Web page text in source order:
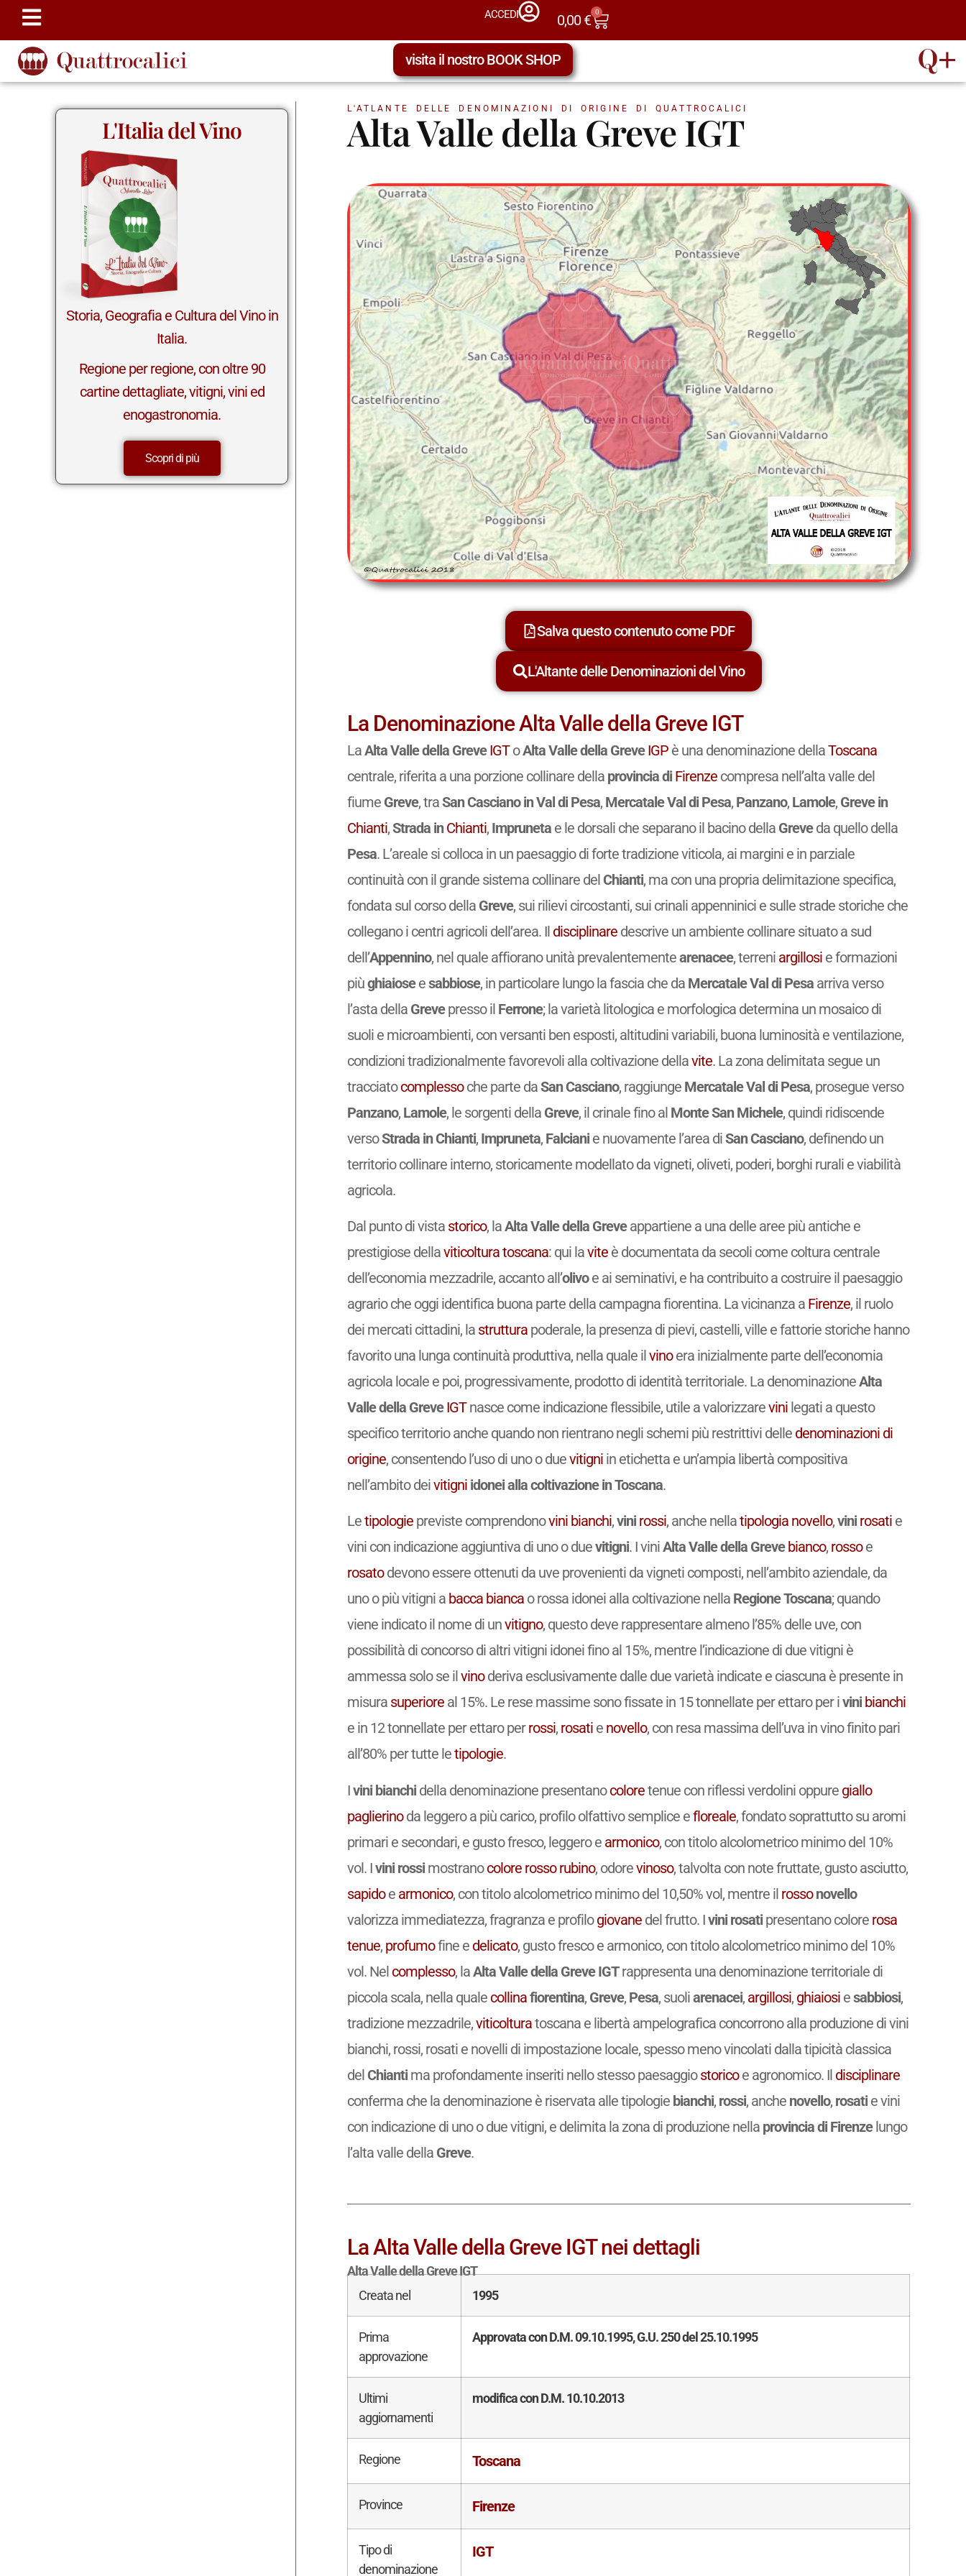
ACCEDI 0,00€ 0
visita il nostro BOOK SHOP
L'Italia del Vino
Storia, Geografia e Cultura del Vino in
Italia.
Regione per regione, con oltre 90
cartine dettagliate, vitigni, vini ed
enogastronomia.
Scopri di più
L'ATLANTE DELLE DENOMINAZIONI DI ORIGINE DI QUATTROCALICI
Alta Valle della Greve IGT
Salva questo contenuto come PDF
L'Altante delle Denominazioni del Vino
La Denominazione Alta Valle della Greve IGT
LaAlta Valle della GreveIGToAlta Valle della GreveIGPè una denominazione dellaToscana
centrale, riferita a una porzione collinare della provincia diFirenzecompresa nell’alta valle del
fiume Greve, traSan Casciano in Val di Pesa, Mercatale Val di Pesa, Panzano, Lamole, Greve in
Chianti,Strada inChianti, Imprunetae le dorsali che separano il bacino della Greveda quello della
Pesa. L’areale si colloca in un paesaggio di forte tradizione viticola, ai margini e in parziale
continuità con il grande sistema collinare del Chianti, ma con una propria delimitazione specifica,
fondata sul corso della Greve, sui rilievi circostanti, sui crinali appenninici e sulle strade storiche che
collegano i centri agricoli dell’area. Il disciplinaredescrive un ambiente collinare situato a sud
dell’Appennino, nel quale affiorano unità prevalentementearenacee, terreni argillosie formazioni
piùghiaioseesabbiose, in particolare lungo la fascia che da Mercatale Val di Pesaarriva verso
l’asta della Grevepresso il Ferrone; la varietà litologica e morfologica determina un mosaico di
suoli e microambienti, con versanti ben esposti, altitudini variabili, buona luminosità e ventilazione,
condizioni tradizionalmente favorevoli alla coltivazione dellavite. La zona delimitata segue un
tracciatocomplessoche parte daSan Casciano, raggiunge Mercatale Val di Pesa, prosegue verso
Panzano, Lamole, le sorgenti della Greve, il crinale fino al Monte San Michele, quindi ridiscende
versoStrada in Chianti, Impruneta, Falcianie nuovamente l’area diSan Casciano, definendo un
territorio collinare interno, storicamente modellato da vigneti, oliveti, poderi, borghi rurali e viabilità
agricola.
Dal punto di vista storico, laAlta Valle della Greveappartiene a una delle aree più antiche e
prestigiose dellaviticolturatoscana: qui laviteè documentata da secoli come coltura centrale
dell’economia mezzadrile, accanto all’olivoe ai seminativi, e ha contribuito a costruire il paesaggio
agrario che oggi identifica buona parte della campagna fiorentina. La vicinanza a Firenze, il ruolo
dei mercati cittadini, la strutturapoderale, la presenza di pievi, castelli, ville e fattorie storiche hanno
favorito una lunga continuità produttiva, nella quale ilvinoera inizialmente parte dell’economia
agricola locale e poi, progressivamente, prodotto di identità territoriale. La denominazioneAlta
Valle della GreveIGTnasce come indicazione flessibile, utile a valorizzarevinilegati a questo
specifico territorio anche quando non rientrano negli schemi più restrittivi delle denominazioni di
origine, consentendo l’uso di uno o duevitigniin etichetta e un’ampia libertà compositiva
nell’ambito deivitigniidonei alla coltivazione in Toscana.
Letipologiepreviste comprendonovini bianchi,vinirossi, anche nellatipologia novello,vinirosatie
vini con indicazione aggiuntiva di uno o duevitigni. I viniAlta Valle della Greve bianco, rossoe
rosatodevono essere ottenuti da uve provenienti da vigneti composti, nell’ambito aziendale, da
uno o più vitigni a bacca biancao rossa idonei alla coltivazione nella Regione Toscana; quando
viene indicato il nome di unvitigno, questo deve rappresentare almeno l’85% delle uve, con
possibilità di concorso di altri vitigni idonei fino al 15%, mentre l’indicazione di due vitigni è
ammessa solo se il vinoderiva esclusivamente dalle due varietà indicate e ciascuna è presente in
misura superioreal 15%. Le rese massime sono fissate in 15 tonnellate per ettaro per ivini bianchi
e in 12 tonnellate per ettaro perrossi, rosatie novello, con resa massima dell’uva in vino finito pari
all’80% per tutte letipologie.
Ivini bianchidella denominazione presentanocoloretenue con riflessi verdolini oppure giallo
paglierinoda leggero a più carico, profilo olfattivo semplice efloreale, fondato soprattutto su aromi
primari e secondari, e gusto fresco, leggero e armonico, con titolo alcolometrico minimo del 10%
vol. Ivini rossimostranocolore rosso rubino, odorevinoso, talvolta con note fruttate, gusto asciutto,
sapidoe armonico, con titolo alcolometrico minimo del 10,50% vol, mentre il rossonovello
valorizza immediatezza, fragranza e profilogiovanedel frutto. Ivini rosatipresentano colore rosa
tenue, profumofine e delicato, gusto fresco e armonico, con titolo alcolometrico minimo del 10%
vol. Nel complesso, laAlta Valle della Greve IGTrappresenta una denominazione territoriale di
piccola scala, nella quale collinafiorentina, Greve, Pesa, suoliarenacei, argillosi, ghiaiosiesabbiosi,
tradizione mezzadrile,viticolturatoscana e libertà ampelografica concorrono alla produzione di vini
bianchi, rossi, rosati e novelli di impostazione locale, spesso meno vincolati dalla tipicità classica
del Chiantima profondamente inseriti nello stesso paesaggiostoricoe agronomico. Il disciplinare
conferma che la denominazione è riservata alle tipologie bianchi, rossi, anche novello, rosatie vini
con indicazione di uno o due vitigni, e delimita la zona di produzione nella provincia di Firenzelungo
l’alta valle della Greve.
La Alta Valle della Greve IGT nei dettagli
Alta Valle della Greve IGT
Creata nel
1995
Prima
approvazione
Approvata con D.M. 09.10.1995, G.U. 250 del 25.10.1995
Ultimi
aggiornamenti
modifica con D.M. 10.10.2013
Regione Toscana
Province Firenze
Tipo di
denominazione
IGT